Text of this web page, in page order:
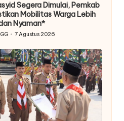
Segera Dimulai, Pemkab
Mobilitas Warga Lebih
Nyaman*
7 Agustus 2026